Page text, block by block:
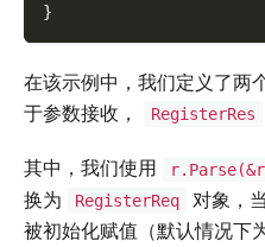
}
在该示例中，我们定义了两
于参数接收，
RegisterRes
其中，我们使用
换为
RegisterReq 对象，
被初始化赋值（默认情况下